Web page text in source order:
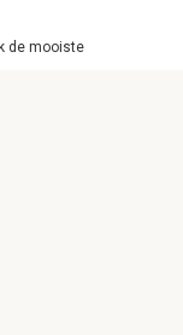
de mooiste